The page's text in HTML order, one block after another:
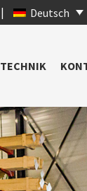
Deutsch
TECHNIK